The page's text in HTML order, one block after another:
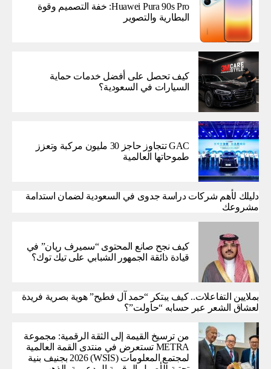
Huawei Pura 90s Pro: خفة التصميم وقوة
البطارية والتصوير
كيف تحصل على أفضل خدمات حماية
السيارات في السعودية؟
GAC تتجاوز حاجز 30 مليون مركبة وتعزز
طموحاتها العالمية
دليلك لأهم شركات دراسة جدوى في السعودية لضمان استدامة
مشروعك
كيف نجح صانع المحتوى “سميرف ريان” في
قيادة ذائقة الجمهور الشبابي على تيك توك؟
بملايين التفاعلات.. كيف يبتكر “حمد آل فطيح” هوية بصرية فريدة
لعشاق الشعر عبر حسابه “حاولت”؟
من ترسيخ القيمة إلى الثقة الرقمية: مجموعة
METRA تستعرض في منتدى القمة العالمية
لمجتمع المعلومات (WSIS) 2026 بجنيف بنية